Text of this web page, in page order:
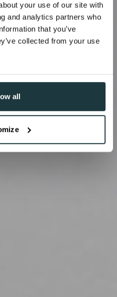
your use of our site with
and analytics partners who
that you’ve
collected from your use
all